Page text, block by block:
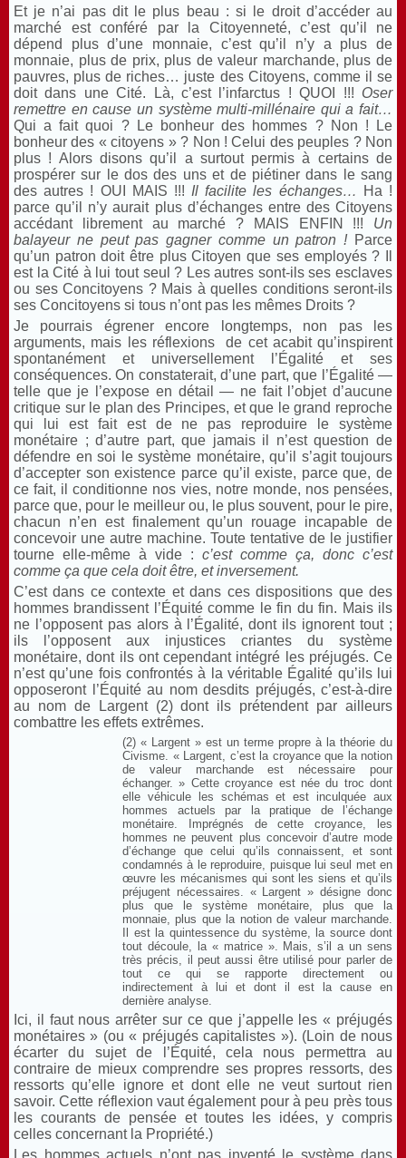
Et je n’ai pas dit le plus beau : si le droit d’accéder au
marché est conféré par la Citoyenneté, c’est qu’il ne
dépend plus d’une monnaie, c’est qu’il n’y a plus de
monnaie, plus de prix, plus de valeur marchande, plus de
pauvres, plus de riches… juste des Citoyens, comme il se
doit dans une Cité. Là, c’est l’infarctus ! QUOI !!! Oser
remettre en cause un système multi-millénaire qui a fait…
Qui a fait quoi ? Le bonheur des hommes ? Non ! Le
bonheur des « citoyens » ? Non ! Celui des peuples ? Non
plus ! Alors disons qu’il a surtout permis à certains de
prospérer sur le dos des uns et de piétiner dans le sang
des autres ! OUI MAIS !!! Il facilite les échanges… Ha !
parce qu’il n’y aurait plus d’échanges entre des Citoyens
accédant librement au marché ? MAIS ENFIN !!! Un
balayeur ne peut pas gagner comme un patron !Parce
qu’un patron doit être plus Citoyen que ses employés ? Il
est la Cité à lui tout seul ? Les autres sont-ils ses esclaves
ou ses Concitoyens ? Mais à quelles conditions seront-ils
ses Concitoyens si tous n’ont pas les mêmes Droits ?
Je pourrais égrener encore longtemps, non pas les
arguments, mais les réflexions de cet acabit qu’inspirent
spontanément et universellement l’Égalité et ses
conséquences. On constaterait, d’une part, que l’Égalité —
telle que je l’expose en détail — ne fait l’objet d’aucune
critique sur le plan des Principes, et que le grand reproche
qui lui est fait est de ne pas reproduire le système
monétaire ; d’autre part, que jamais il n’est question de
défendre en soi le système monétaire, qu’il s’agit toujours
d’accepter son existence parce qu’il existe, parce que, de
ce fait, il conditionne nos vies, notre monde, nos pensées,
parce que, pour le meilleur ou, le plus souvent, pour le pire,
chacun n’en est finalement qu’un rouage incapable de
concevoir une autre machine. Toute tentative de le justifier
tourne elle-même à vide : c’est comme ça, donc c’est
comme ça que cela doit être, et inversement.
C’est dans ce contexte et dans ces dispositions que des
hommes brandissent l’Équité comme le fin du fin. Mais ils
ne l’opposent pas alors à l’Égalité, dont ils ignorent tout ;
ils l’opposent aux injustices criantes du système
monétaire, dont ils ont cependant intégré les préjugés. Ce
n’est qu’une fois confrontés à la véritable Égalité qu’ils lui
opposeront l’Équité au nom desdits préjugés, c’est-à-dire
au nom de Largent (2) dont ils prétendent par ailleurs
combattre les effets extrêmes.
(2) « Largent » est un terme propre à la théorie du
Civisme. « Largent, c’est la croyance que la notion
de valeur marchande est nécessaire pour
échanger. » Cette croyance est née du troc dont
elle véhicule les schémas et est inculquée aux
hommes actuels par la pratique de l’échange
monétaire. Imprégnés de cette croyance, les
hommes ne peuvent plus concevoir d’autre mode
d’échange que celui qu’ils connaissent, et sont
condamnés à le reproduire, puisque lui seul met en
œuvre les mécanismes qui sont les siens et qu’ils
préjugent nécessaires. « Largent » désigne donc
plus que le système monétaire, plus que la
monnaie, plus que la notion de valeur marchande.
Il est la quintessence du système, la source dont
tout découle, la « matrice ». Mais, s’il a un sens
très précis, il peut aussi être utilisé pour parler de
tout ce qui se rapporte directement ou
indirectement à lui et dont il est la cause en
dernière analyse.
Ici, il faut nous arrêter sur ce que j’appelle les « préjugés
monétaires » (ou « préjugés capitalistes »). (Loin de nous
écarter du sujet de l’Équité, cela nous permettra au
contraire de mieux comprendre ses propres ressorts, des
ressorts qu’elle ignore et dont elle ne veut surtout rien
savoir. Cette réflexion vaut également pour à peu près tous
les courants de pensée et toutes les idées, y compris
celles concernant la Propriété.)